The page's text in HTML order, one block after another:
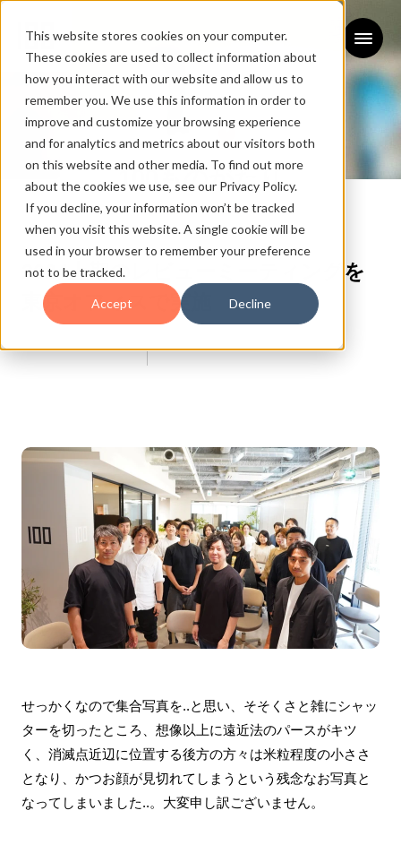
This website stores cookies on your computer.
These cookies are used to collect information about
how you interact with our website and allow us to
remember you. We use this information in order to
improve and customize your browsing experience
and for analytics and metrics about our visitors both
on this website and other media. To find out more
about the cookies we use, see our Privacy Policy.
If you decline, your information won’t be tracked
when you visit this website. A single cookie will be
used in your browser to remember your preference
not to be tracked.
Accept Decline
100ものがたり
STORY OF 100 INC.
2024上期のレビューミーティングを
東京オフィスで実施
せっかくなので集合写真を..と思い、そそくさと雑にシャッ
ターを切ったところ、想像以上に遠近法のパースがキツ
く、消滅点近辺に位置する後方の方々は米粒程度の小ささ
となり、かつお顔が見切れてしまうという残念なお写真と
なってしまいました..。大変申し訳ございません。